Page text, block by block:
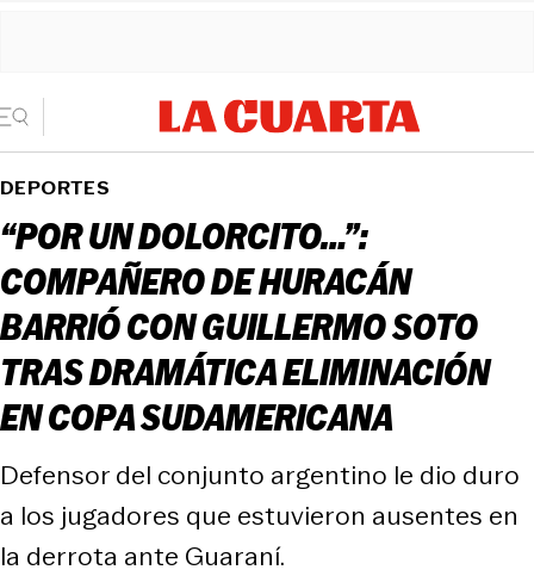
DEPORTES
“POR UN DOLORCITO…”:
COMPAÑERO DE HURACÁN
BARRIÓ CON GUILLERMO SOTO
TRAS DRAMÁTICA ELIMINACIÓN
EN COPA SUDAMERICANA
Defensor del conjunto argentino le dio duro
a los jugadores que estuvieron ausentes en
la derrota ante Guaraní.